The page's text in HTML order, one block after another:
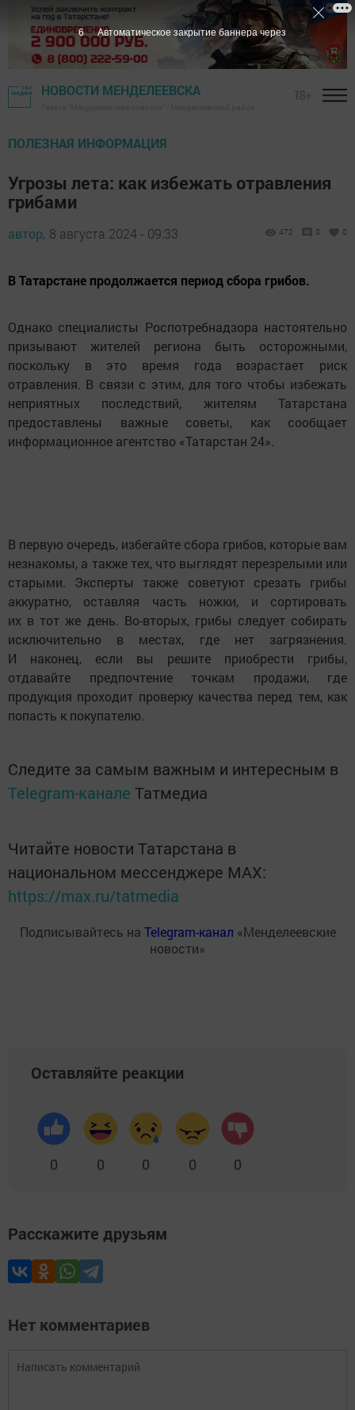
НОВОСТИ МЕНДЕЛЕЕВСКА
ПОЛЕЗНАЯ ИНФОРМАЦИЯ
Угрозы лета: как избежать отравления
грибами
автор, 8 августа 2024 - 09:33 472 0 0
В Татарстане продолжается период сбора грибов.
Однако специалисты Роспотребнадзора настоятельно
призывают жителей региона быть осторожными,
поскольку в это время года возрастает риск
отравления. В связи с этим, для того чтобы избежать
неприятных последствий, жителям Татарстана
предоставлены важные советы, как сообщает
информационное агентство «Татарстан 24».
В первую очередь, избегайте сбора грибов, которые вам
незнакомы, а также тех, что выглядят перезрелыми или
старыми. Эксперты также советуют срезать грибы
аккуратно, оставляя часть ножки, и сортировать
их в тот же день. Во-вторых, грибы следует собирать
исключительно в местах, где нет загрязнения.
И наконец, если вы решите приобрести грибы,
отдавайте предпочтение точкам продажи, где
продукция проходит проверку качества перед тем, как
попасть к покупателю.
Следите за самым важным и интересным в
Telegram-канале Татмедиа
Читайте новости Татарстана в
национальном мессенджере MАХ:
https://max.ru/tatmedia
Подписывайтесь на Telegram-канал «Менделеевские
новости»
Оставляйте реакции
0 0 0 0 0
Расскажите друзьям
Нет комментариев
5 Автоматическое закрытие баннера через